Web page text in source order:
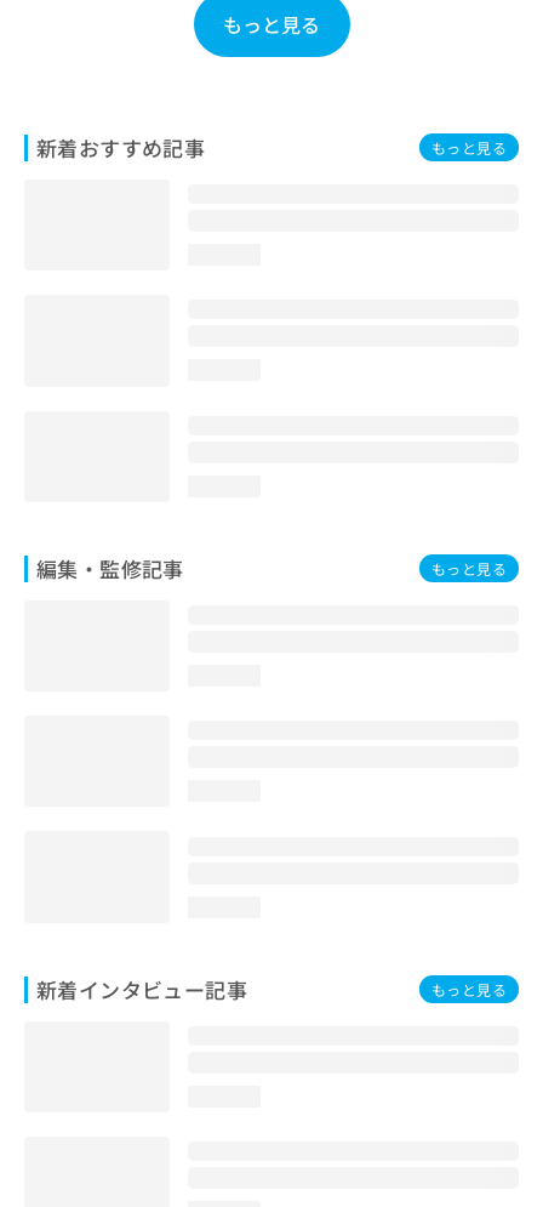
もっと見る
新着おすすめ記事 もっと見る
編集・監修記事 もっと見る
新着インタビュー記事 もっと見る
せ
は